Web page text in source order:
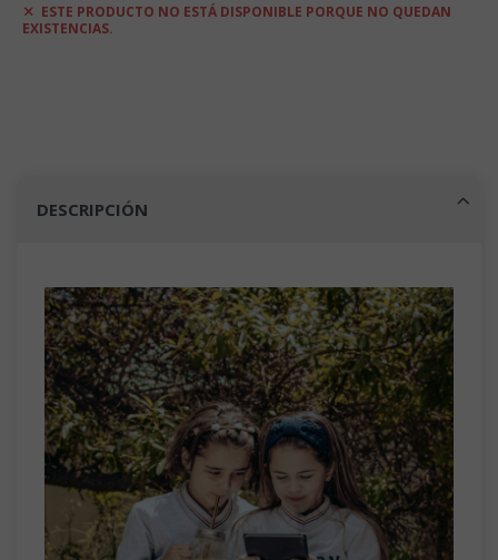
ESTE PRODUCTO NO ESTÁ DISPONIBLE PORQUE NO QUEDAN
EXISTENCIAS.
DESCRIPCIÓN